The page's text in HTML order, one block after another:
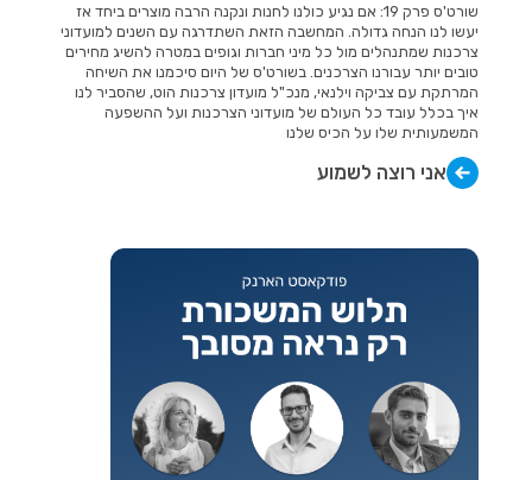
שורט'ס פרק 19: אם נגיע כולנו לחנות ונקנה הרבה מוצרים ביחד אז
יעשו לנו הנחה גדולה. המחשבה הזאת השתדרגה עם השנים למועדוני
צרכנות שמתנהלים מול כל מיני חברות וגופים במטרה להשיג מחירים
טובים יותר עבורנו הצרכנים. בשורט'ס של היום סיכמנו את השיחה
המרתקת עם צביקה וילנאי, מנכ"ל מועדון צרכנות הוט, שהסביר לנו
איך בכלל עובד כל העולם של מועדוני הצרכנות ועל ההשפעה
המשמעותית שלו על הכיס שלנו
אני רוצה לשמוע